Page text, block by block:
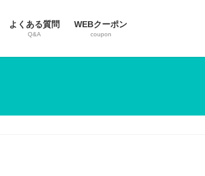
よくある質問
Q&A
WEBクーポン
coupon